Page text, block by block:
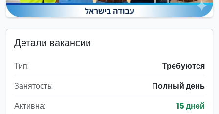
Детали вакансии
Тип:
Требуются
Занятость:
Полный день
Активна:
15 дней